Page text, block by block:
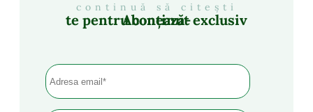
continuă să citești
Abonează-te pentru conținut exclusiv